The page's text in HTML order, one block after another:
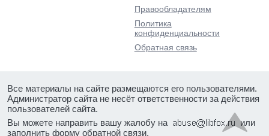
Правообладателям
Политика
конфиденциальности
Обратная связь
Все материалы на сайте размещаются его пользователями.
Администратор сайта не несёт ответственности за действия
пользователей сайта.
Вы можете направить вашу жалобу на
или
заполнить форму обратной связи.